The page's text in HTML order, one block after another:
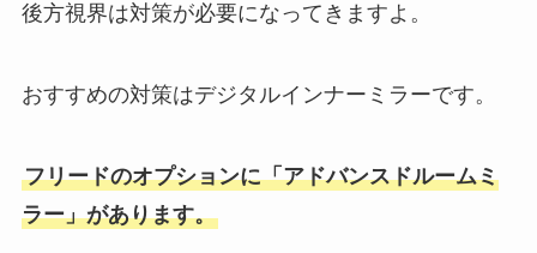
後方視界は対策が必要になってきますよ。
おすすめの対策はデジタルインナーミラーです。
フリードのオプションに「アドバンスドルームミ
ラー」があります。